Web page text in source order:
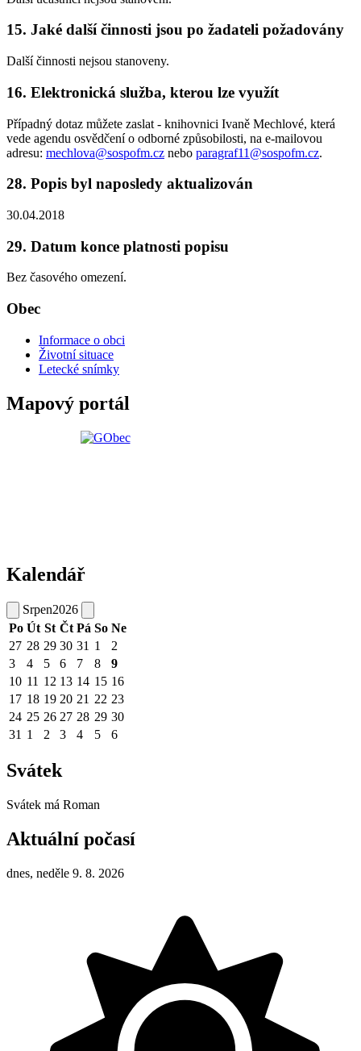
15. Jaké další činnosti jsou po žadateli požadovány
Další činnosti nejsou stanoveny.
16. Elektronická služba, kterou lze využít
Případný dotaz můžete zaslat - knihovnici Ivaně Mechlové, která
vede agendu osvědčení o odborné způsobilosti, na e-mailovou
adresu: mechlova@sospofm.cz nebo paragraf11@sospofm.cz.
28. Popis byl naposledy aktualizován
30.04.2018
29. Datum konce platnosti popisu
Bez časového omezení.
Obec
Informace o obci
Životní situace
Letecké snímky
Mapový portál
Kalendář
Srpen2026
Po Út St Čt Pá So Ne
27 28 29 30 31 1
2
3
4 5 6 7 8
9
10 11 12 13 14 15 16
17 18 19 20 21 22 23
24 25 26 27 28 29 30
31 1 2 3 4 5 6
Svátek
Svátek má Roman
Aktuální počasí
dnes, neděle 9. 8. 2026